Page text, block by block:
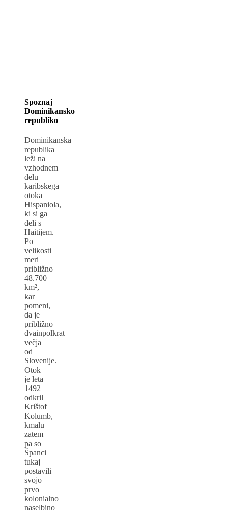
Spoznaj
Dominikansko
republiko
Dominikanska
republika
leži na
vzhodnem
delu
karibskega
otoka
Hispaniola,
ki si ga
deli s
Haitijem.
Po
velikosti
meri
približno
48.700
km²,
kar
pomeni,
da je
približno
dvainpolkrat
večja
od
Slovenije.
Otok
je leta
1492
odkril
Krištof
Kolumb,
kmalu
zatem
pa so
Španci
tukaj
postavili
svojo
prvo
kolonialno
naselbino